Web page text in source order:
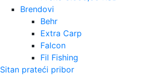
Brendovi
Behr
Extra Carp
Falcon
Fil Fishing
Sitan prateći pribor